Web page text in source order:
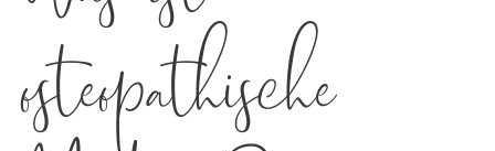
osteopathische